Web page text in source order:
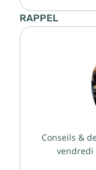
RAPPEL
Conseils &
vendredi